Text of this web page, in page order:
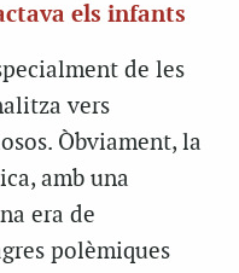
els infants
de les
vers
Òbviament, la
amb una
era de
polèmiques